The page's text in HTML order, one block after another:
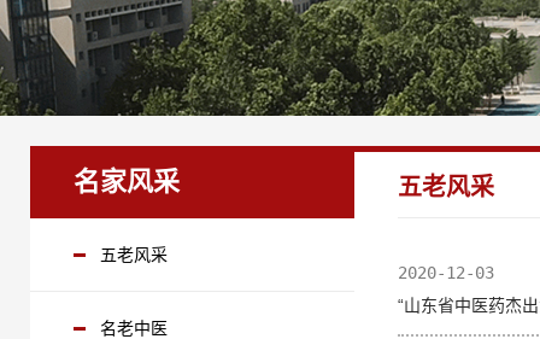
名家风采
五老风采
名老中医
五老风采
2020-12-03
“山东省中医药杰